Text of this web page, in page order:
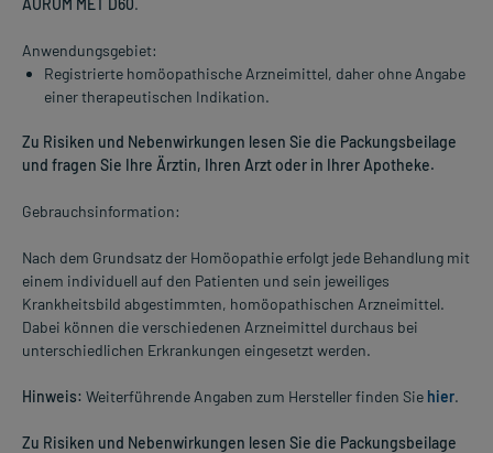
Anwendungsgebiet:
Registrierte homöopathische Arzneimittel, daher ohne Angabe
einer therapeutischen Indikation.
Zu Risiken und Nebenwirkungen lesen Sie die Packungsbeilage
und fragen Sie Ihre Ärztin, Ihren Arzt oder in Ihrer Apotheke.
Gebrauchsinformation:
Nach dem Grundsatz der Homöopathie erfolgt jede Behandlung mit
einem individuell auf den Patienten und sein jeweiliges
Krankheitsbild abgestimmten, homöopathischen Arzneimittel.
Dabei können die verschiedenen Arzneimittel durchaus bei
unterschiedlichen Erkrankungen eingesetzt werden.
Hinweis: Weiterführende Angaben zum Hersteller finden Sie hier.
Zu Risiken und Nebenwirkungen lesen Sie die Packungsbeilage